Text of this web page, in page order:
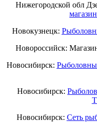
Нижегородской обл
Новокузнецк:
Новороссийск:
Новосибирск:
Новосибирск:
Новосибирск: Сеть